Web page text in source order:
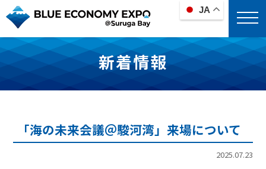
新着情報
「海の未来会議＠駿河湾」来場について
2025.07.23
JA